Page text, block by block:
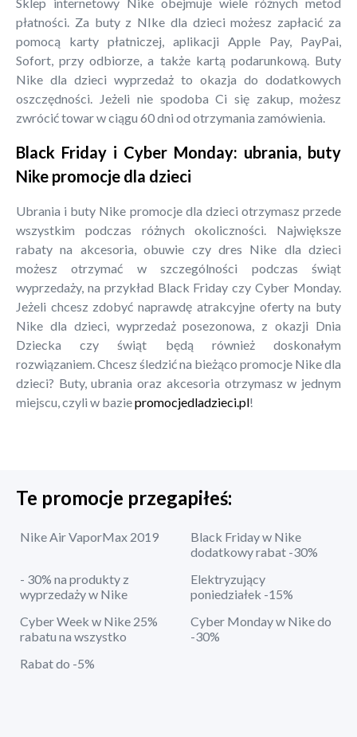
płatności. Za buty z NIke dla dzieci możesz zapłacić za
pomocą karty płatniczej, aplikacji Apple Pay, PayPai,
Sofort, przy odbiorze, a także kartą podarunkową. Buty
Nike dla dzieci wyprzedaż to okazja do dodatkowych
oszczędności. Jeżeli nie spodoba Ci się zakup, możesz
zwrócić towar w ciągu 60 dni od otrzymania zamówienia.
Black Friday i Cyber Monday: ubrania, buty
Nike promocje dla dzieci
Ubrania i buty Nike promocje dla dzieci otrzymasz przede
wszystkim podczas różnych okoliczności. Największe
rabaty na akcesoria, obuwie czy dres Nike dla dzieci
możesz otrzymać w szczególności podczas świąt
wyprzedaży, na przykład Black Friday czy Cyber Monday.
Jeżeli chcesz zdobyć naprawdę atrakcyjne oferty na buty
Nike dla dzieci, wyprzedaż posezonowa, z okazji Dnia
Dziecka czy świąt będą również doskonałym
rozwiązaniem. Chcesz śledzić na bieżąco promocje Nike dla
dzieci? Buty, ubrania oraz akcesoria otrzymasz w jednym
miejscu, czyli w baziepromocjedladzieci.pl!
Te promocje przegapiłeś:
Nike Air VaporMax 2019
Black Friday w Nike
dodatkowy rabat -30%
- 30% na produkty z
wyprzedaży w Nike
Elektryzujący
poniedziałek -15%
Cyber Week w Nike 25%
rabatu na wszystko
Cyber Monday w Nike do
-30%
Rabat do -5%